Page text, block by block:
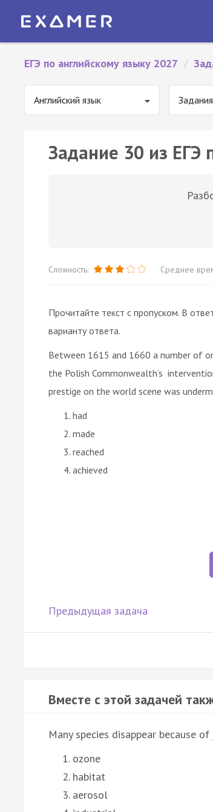
ЕГЭ по английскому языку 2027 /
Английский язык Задания
Задание 30 из ЕГЭ
Сложность: Среднее
Прочитайте текст с пропуском. В
варианту ответа.
Between 1615 and 1660 a number of
the Polish Commonwealth’s
prestige on the world scene was
had
made
reached
achieved
Предыдущая задача
Вместе с этой задачей
Many species disappear because of
ozone
habitat
aerosol